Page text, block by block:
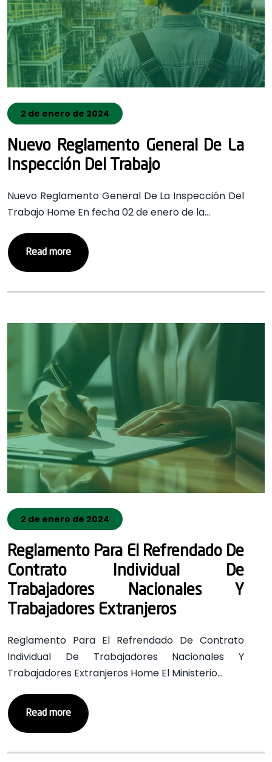
2 de enero de 2024
Nuevo Reglamento General De La
Inspección Del Trabajo
Nuevo Reglamento General De La Inspección Del
Trabajo Home En fecha 02 de enero de la…
Read more
2 de enero de 2024
Reglamento Para El Refrendado De
Contrato Individual De
Trabajadores Nacionales Y
Trabajadores Extranjeros
Reglamento Para El Refrendado De Contrato
Individual De Trabajadores Nacionales Y
Trabajadores Extranjeros Home El Ministerio…
Read more